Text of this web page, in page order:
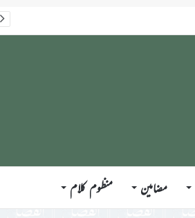
مضامین منظوم کلام